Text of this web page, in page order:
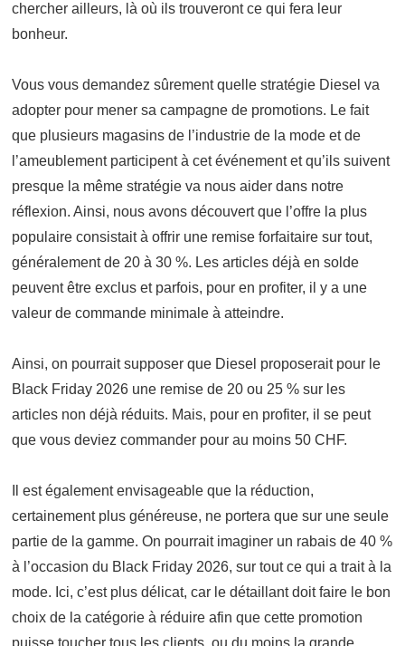
chercher ailleurs, là où ils trouveront ce qui fera leur
bonheur.
Vous vous demandez sûrement quelle stratégie Diesel va
adopter pour mener sa campagne de promotions. Le fait
que plusieurs magasins de l’industrie de la mode et de
l’ameublement participent à cet événement et qu’ils suivent
presque la même stratégie va nous aider dans notre
réflexion. Ainsi, nous avons découvert que l’offre la plus
populaire consistait à offrir une remise forfaitaire sur tout,
généralement de 20 à 30 %. Les articles déjà en solde
peuvent être exclus et parfois, pour en profiter, il y a une
valeur de commande minimale à atteindre.
Ainsi, on pourrait supposer que Diesel proposerait pour le
Black Friday 2026 une remise de 20 ou 25 % sur les
articles non déjà réduits. Mais, pour en profiter, il se peut
que vous deviez commander pour au moins 50 CHF.
Il est également envisageable que la réduction,
certainement plus généreuse, ne portera que sur une seule
partie de la gamme. On pourrait imaginer un rabais de 40 %
à l’occasion du Black Friday 2026, sur tout ce qui a trait à la
mode. Ici, c’est plus délicat, car le détaillant doit faire le bon
choix de la catégorie à réduire afin que cette promotion